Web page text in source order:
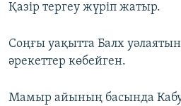
Қазір тергеу жүріп жатыр.
Соңғы уақытта Балх
әрекеттер көбейген.
Мамыр айының басында